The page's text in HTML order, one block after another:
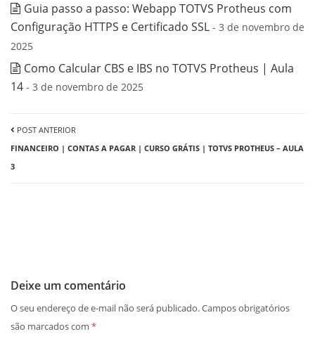
Guia passo a passo: Webapp TOTVS Protheus com
Configuração HTTPS e Certificado SSL - 3 de novembro de
2025
Como Calcular CBS e IBS no TOTVS Protheus | Aula
14 - 3 de novembro de 2025
POST ANTERIOR
FINANCEIRO | CONTAS A PAGAR | CURSO GRÁTIS | TOTVS PROTHEUS – AULA
3
Deixe um comentário
O seu endereço de e-mail não será publicado.Campos obrigatórios
são marcados com *